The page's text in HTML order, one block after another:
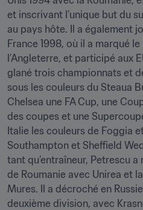
et inscrivant l’unique but du
au pays hôte. Il a également
France 1998, où il a marqué
l’Angleterre, et participé aux
glané trois championnats et
sous les couleurs du Steaua
Chelsea une FA Cup, une
des coupes et une
Italie les couleurs de Foggia
Southampton et Sheffield
tant qu’entraîneur, Petrescu
de Roumanie avec Unirea et
Mures. Il a décroché en
deuxième division, avec